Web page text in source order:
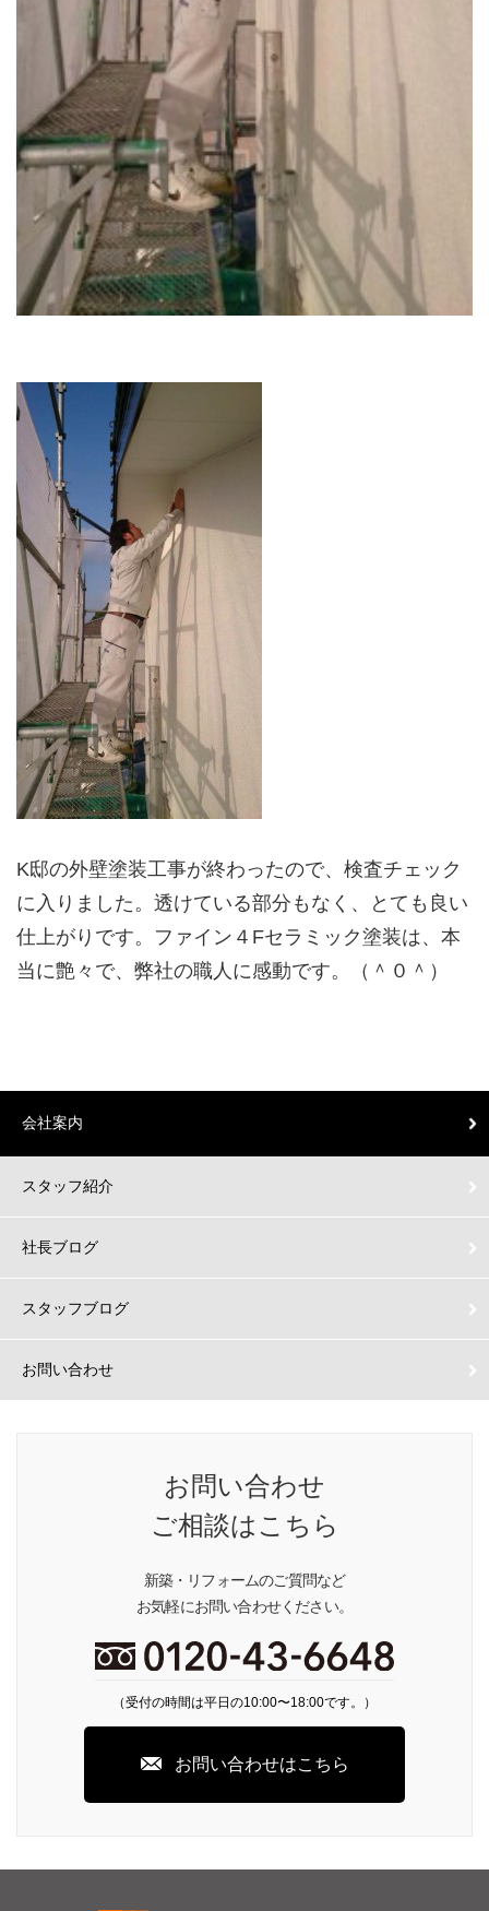
K邸の外壁塗装工事が終わったので、検査チェック
に入りました。透けている部分もなく、とても良い
仕上がりです。ファイン４Fセラミック塗装は、本
当に艶々で、弊社の職人に感動です。（＾０＾）
会社案内
スタッフ紹介
社長ブログ
スタッフブログ
お問い合わせ
お問い合わせ
ご相談はこちら
新築・リフォームのご質問など
お気軽にお問い合わせください。
（受付の時間は平日の10:00〜18:00です。）
お問い合わせはこちら